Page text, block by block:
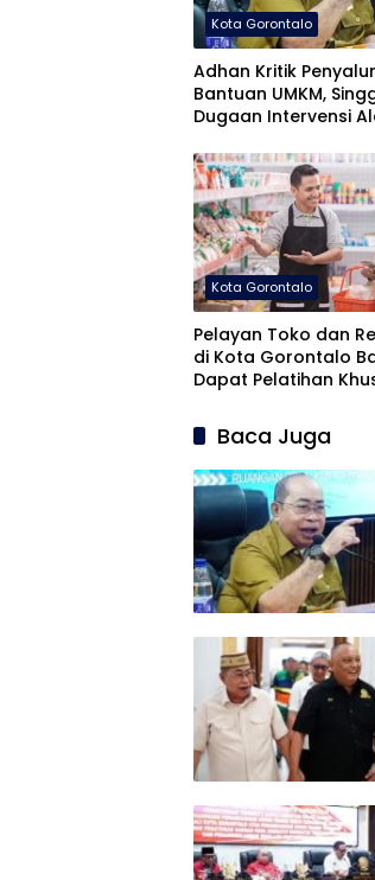
Kota Gorontalo
Adhan Kritik
Bantuan UMKM,
Dugaan Intervensi
Kota Gorontalo
Pelayan Toko dan
di Kota Gorontalo
Dapat Pelatihan
Baca Juga